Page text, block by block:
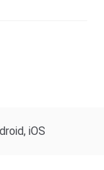
iOS